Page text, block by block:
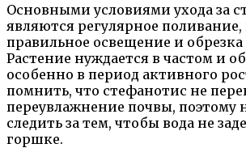
Основными условиями ухода за
являются регулярное
правильное освещение и обрезка
Растение нуждается в частом и
особенно в период активного
помнить, что стефанотис не
переувлажнение почвы, поэтому
следить за тем, чтобы вода не
горшке.